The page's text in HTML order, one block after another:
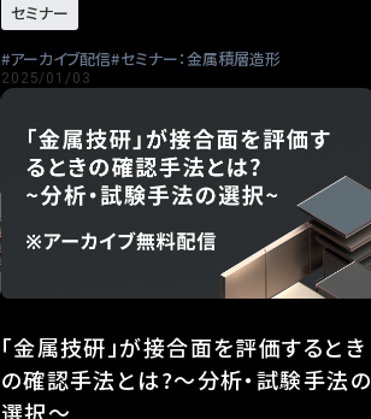
セミナー
アーカイブ配信 セミナー：金属積層造形
2025/01/03
「金属技研」が接合面を評価するとき
の確認手法とは?～分析・試験手法の
選択～